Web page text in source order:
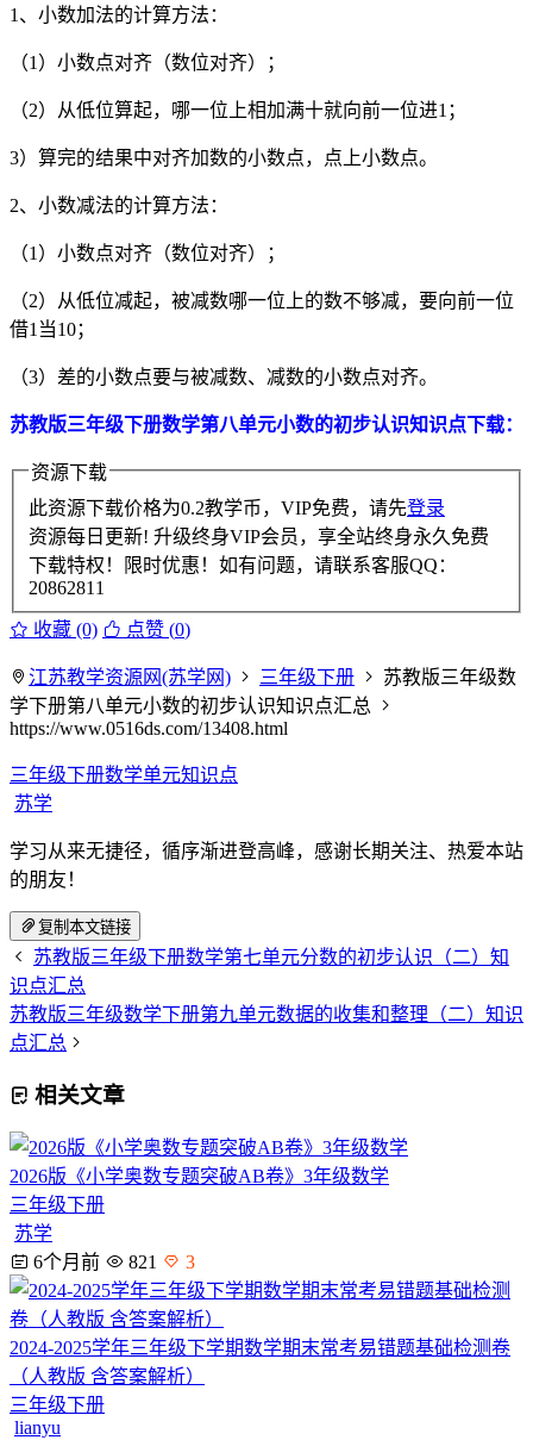
1、小数加法的计算方法：
（1）小数点对齐（数位对齐）；
（2）从低位算起，哪一位上相加满十就向前一位进1；
3）算完的结果中对齐加数的小数点，点上小数点。
2、小数减法的计算方法：
（1）小数点对齐（数位对齐）；
（2）从低位减起，被减数哪一位上的数不够减，要向前一位
借1当10；
（3）差的小数点要与被减数、减数的小数点对齐。
苏教版三年级下册数学第八单元小数的初步认识知识点下载：
资源下载
此资源下载价格为0.2教学币，VIP免费，请先登录
资源每日更新! 升级终身VIP会员，享全站终身永久免费
下载特权！限时优惠！如有问题，请联系客服QQ：
20862811
收藏 (0) 点赞 (0)
江苏教学资源网(苏学网) 三年级下册
苏教版三年级数
学下册第八单元小数的初步认识知识点汇总
https://www.0516ds.com/13408.html
三年级下册数学单元知识点
苏学
学习从来无捷径，循序渐进登高峰，感谢长期关注、热爱本站
的朋友！
复制本文链接
苏教版三年级下册数学第七单元分数的初步认识（二）知
识点汇总
苏教版三年级数学下册第九单元数据的收集和整理（二）知识
点汇总
相关文章
2026版《小学奥数专题突破AB卷》3年级数学
三年级下册
苏学
6个月前
821 3
2024-2025学年三年级下学期数学期末常考易错题基础检测卷
（人教版 含答案解析）
三年级下册
lianyu